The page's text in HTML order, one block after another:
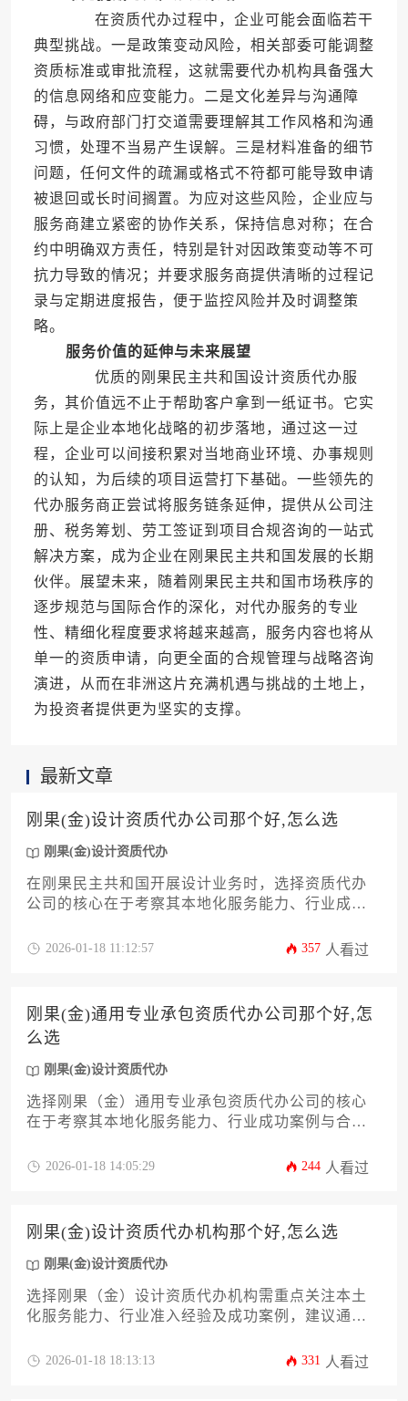
在资质代办过程中，企业可能会面临若干
典型挑战。一是政策变动风险，相关部委可能调整
资质标准或审批流程，这就需要代办机构具备强大
的信息网络和应变能力。二是文化差异与沟通障
碍，与政府部门打交道需要理解其工作风格和沟通
习惯，处理不当易产生误解。三是材料准备的细节
问题，任何文件的疏漏或格式不符都可能导致申请
被退回或长时间搁置。为应对这些风险，企业应与
服务商建立紧密的协作关系，保持信息对称；在合
约中明确双方责任，特别是针对因政策变动等不可
抗力导致的情况；并要求服务商提供清晰的过程记
录与定期进度报告，便于监控风险并及时调整策
略。
服务价值的延伸与未来展望
优质的刚果民主共和国设计资质代办服
务，其价值远不止于帮助客户拿到一纸证书。它实
际上是企业本地化战略的初步落地，通过这一过
程，企业可以间接积累对当地商业环境、办事规则
的认知，为后续的项目运营打下基础。一些领先的
代办服务商正尝试将服务链条延伸，提供从公司注
册、税务筹划、劳工签证到项目合规咨询的一站式
解决方案，成为企业在刚果民主共和国发展的长期
伙伴。展望未来，随着刚果民主共和国市场秩序的
逐步规范与国际合作的深化，对代办服务的专业
性、精细化程度要求将越来越高，服务内容也将从
单一的资质申请，向更全面的合规管理与战略咨询
演进，从而在非洲这片充满机遇与挑战的土地上，
为投资者提供更为坚实的支撑。
最新文章
刚果(金)设计资质代办公司那个好,怎么选
刚果(金)设计资质代办
在刚果民主共和国开展设计业务时，选择资质代办
公司的核心在于考察其本地化服务能力、行业成功
商注册实体、熟悉当地设计行业资质审批流程，并
2026-01-18 11:12:57 357 人看过
刚果(金)通用专业承包资质代办公司那个好,怎
么选
刚果(金)设计资质代办
选择刚果（金）通用专业承包资质代办公司的核心
在于考察其本地化服务能力、行业成功案例与合规
条款及后续维护服务等维度进行综合评估，其中刚
2026-01-18 14:05:29 244 人看过
刚果(金)设计资质代办机构那个好,怎么选
刚果(金)设计资质代办
选择刚果（金）设计资质代办机构需重点关注本土
化服务能力、行业准入经验及成功案例，建议通过
标进行综合评估，避免陷入低价陷阱和资质认证不
2026-01-18 18:13:13 331 人看过